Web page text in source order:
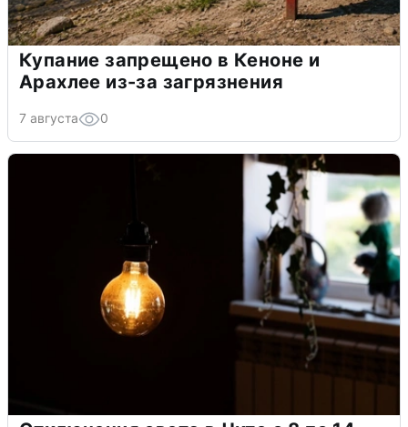
Купание запрещено в Кеноне и
Арахлее из-за загрязнения
7 августа 0